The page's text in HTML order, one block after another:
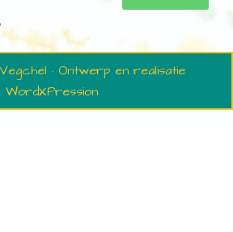
· Ontwerp en realisatie
WordXPression